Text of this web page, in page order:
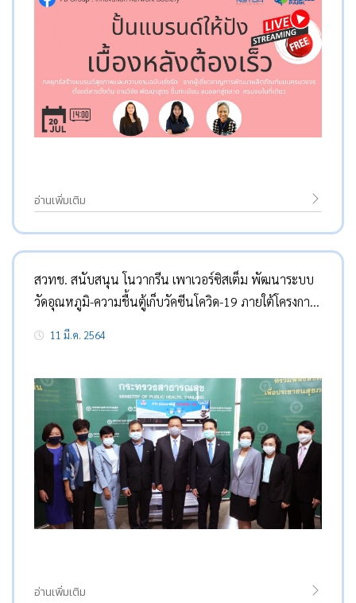
อ่านเพิ่มเติม
สวทช. สนับสนุน โนวากรีน เพาเวอร์ซิสเต็ม พัฒนาระบบ
วัดอุณหภูมิ-ความชื้นตู้เก็บวัคซีนโควิด-19 ภายใต้โครงการ
“FTI ช่วยชาติสู้ COVID-19″
11 มี.ค. 2564
อ่านเพิ่มเติม